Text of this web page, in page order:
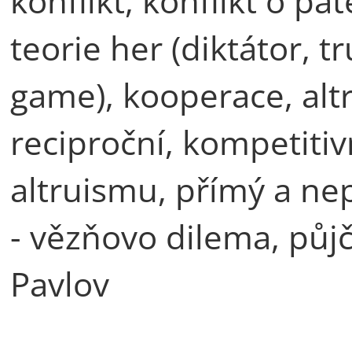
teorie her (diktátor,
game), kooperace,
reciproční,
altruismu, přímý a
- vězňovo dilema,
Pavlov